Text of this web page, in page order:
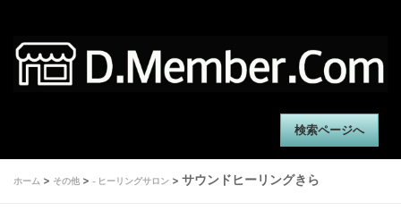
検索ページへ
ホーム > その他 > - ヒーリングサロン > サウンドヒーリングきら